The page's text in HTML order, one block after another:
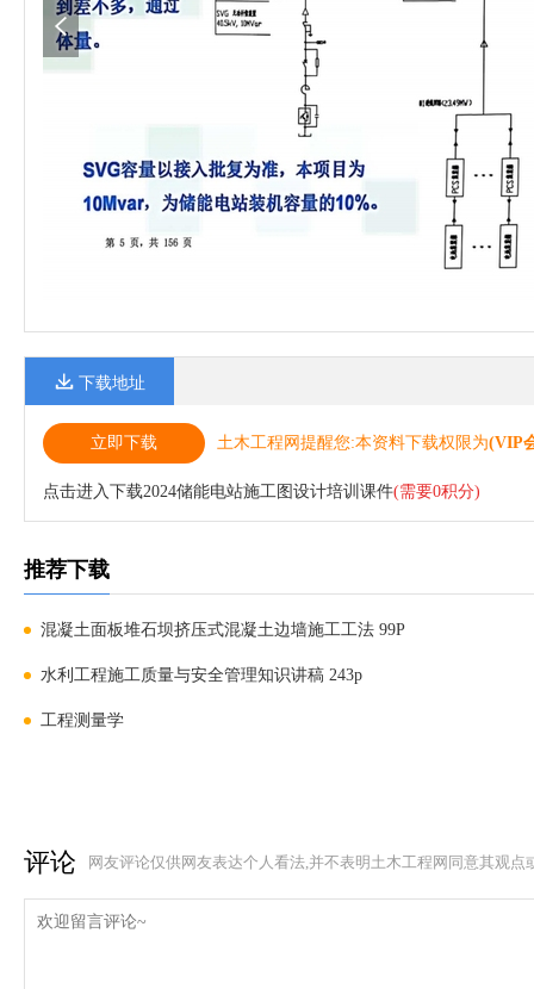
下载地址
立即下载 土木工程网提醒您:本资料下载权限为(VIP
点击进入下载2024储能电站施工图设计培训课件(需要0积分)
推荐下载
混凝土面板堆石坝挤压式混凝土边墙施工工法 99P
水利工程施工质量与安全管理知识讲稿 243p
工程测量学
评论 网友评论仅供网友表达个人看法,并不表明土木工程网同意其观点